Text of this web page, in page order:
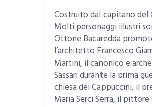
Costruito dal capitano del
Molti personaggi illustri
Ottone Bacaredda
l’architetto Francesco
Martini, il canonico e
Sassari durante la prima
chiesa dei Cappuccini, il
Maria Serci Serra, il